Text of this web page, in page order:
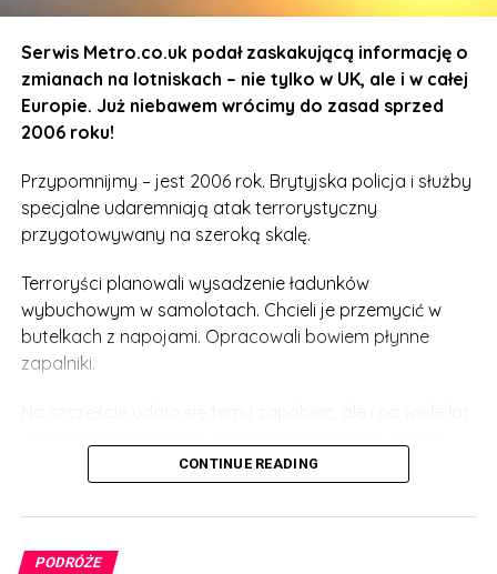
Serwis Metro.co.uk podał zaskakującą informację o
zmianach na lotniskach – nie tylko w UK, ale i w całej
Europie. Już niebawem wrócimy do zasad sprzed
2006 roku!
Przypomnijmy – jest 2006 rok. Brytyjska policja i służby
specjalne udaremniają atak terrorystyczny
przygotowywany na szeroką skalę.
Terroryści planowali wysadzenie ładunków
wybuchowym w samolotach. Chcieli je przemycić w
butelkach z napojami. Opracowali bowiem płynne
zapalniki.
bezpieczeństwa na lotniskach na całym świecie.
Limit płynów, które można w jednym opakowaniu
max. 100 mililitrów. Tyczy się to nie tylko napojów, ale i
CONTINUE READING
PODRÓŻE